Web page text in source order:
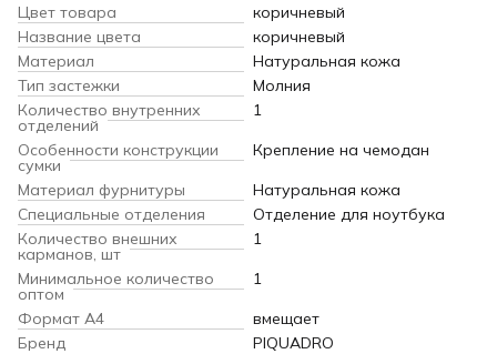
Цвет товара
коричневый
Название цвета
коричневый
Материал
Натуральная кожа
Тип застежки
Молния
Количество внутренних
отделений
1
Особенности конструкции
сумки
Крепление на чемодан
Материал фурнитуры
Натуральная кожа
Специальные отделения
Отделение для ноутбука
Количество внешних
карманов, шт
1
Минимальное количество
оптом
1
Формат А4
вмещает
Бренд
PIQUADRO